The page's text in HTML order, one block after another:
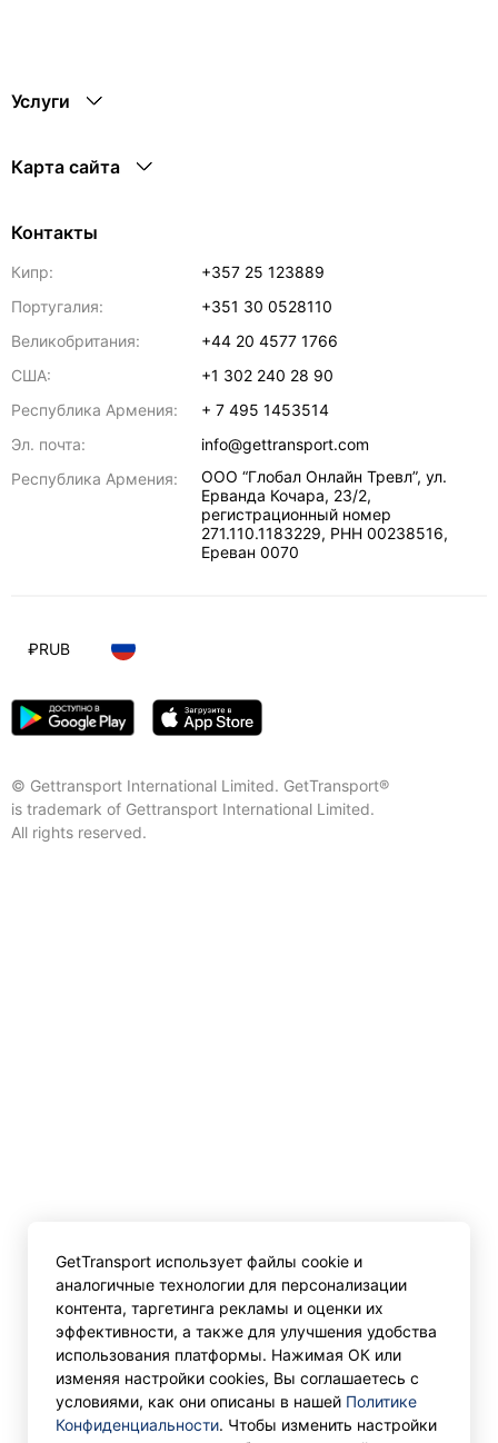
Услуги
Карта сайта
Контакты
Кипр:
+357 25 123889
Португалия:
+351 30 0528110
Великобритания:
+44 20 4577 1766
США:
+1 302 240 28 90
Республика Армения:
+ 7 495 1453514
Эл. почта:
info@gettransport.com
Республика Армения:
ООО “Глобал Онлайн Тревл”, ул.
Ерванда Кочара, 23/2,
регистрационный номер
271.110.1183229, РНН 00238516,
Ереван 0070
© Gettransport International Limited. GetTransport®
is trademark of Gettransport International Limited.
All rights reserved.
₽RUB
GetTransport использует файлы cookie и
аналогичные технологии для персонализации
контента, таргетинга рекламы и оценки их
эффективности, а также для улучшения удобства
использования платформы. Нажимая ОК или
изменяя настройки cookies, Вы соглашаетесь с
условиями, как они описаны в нашей Политике
Конфиденциальности. Чтобы изменить настройки